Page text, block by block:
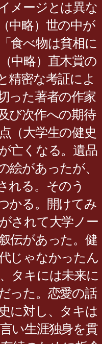
メージとは異な
中略）世の中が
食べ物は貧相に
中略）直木賞の
精密な考証によ
った著者の作家
び次作への期待
（大学生の健史
亡くなる。遺品
絵があったが、
れる。そのう
かる。開けてみ
されて大学ノー
伝があった。健
じゃなかったん
タキには未来に
った。恋愛の話
に対し、タキは
い生涯独身を貫